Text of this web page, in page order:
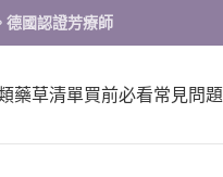
德國認證芳療師
藥草清單買前必看常見問題